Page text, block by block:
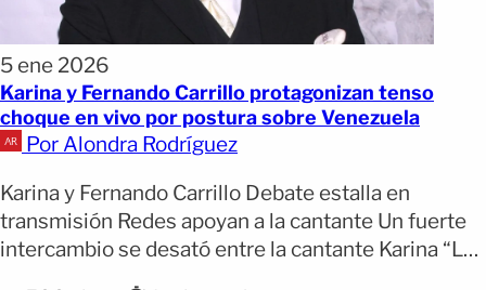
5 ene 2026
Karina y Fernando Carrillo protagonizan tenso
choque en vivo por postura sobre Venezuela
Por Alondra Rodríguez
Karina y Fernando Carrillo Debate estalla en
transmisión Redes apoyan a la cantante Un fuerte
intercambio se desató entre la cantante Karina “La